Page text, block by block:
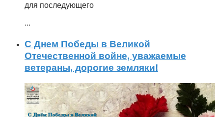
для последующего
...
С Днем Победы в Великой
Отечественной войне, уважаемые
ветераны, дорогие земляки!